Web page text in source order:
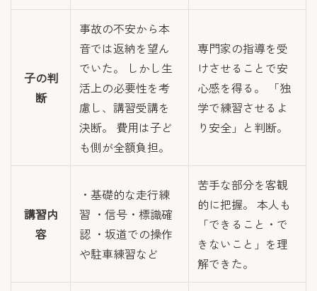
子の判
断
事故の不安から本
音では返納を望ん
でいた。 しかし生
活上の必要性を考
慮し、講習受講を
決断。 費用は子ど
も側が全額負担。
専門家の指導を受
けさせることで安
心感を得る。 「独
学で練習させるよ
り安全」と判断。
講習内
容
・基礎的な走行練
習 ・信号・標識確
認 ・坂道での操作
や駐車練習など
苦手な部分を客観
的に把握。 本人も
「できること・で
きないこと」を理
解できた。